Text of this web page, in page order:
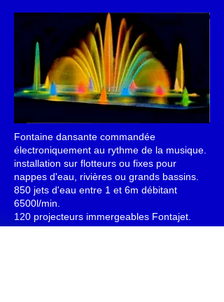
Fontaine dansante commandée
électroniquement au rythme de la musique.
installation sur flotteurs ou fixes pour
nappes d'eau, rivières ou grands bassins.
850 jets d'eau entre 1 et 6m débitant
6500l/min.
120 projecteurs immergeables Fontajet.
pompes 8 kW - projecteurs 18 kW.